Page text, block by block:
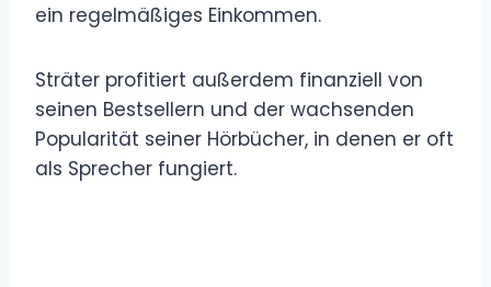
ein regelmäßiges Einkommen.
Sträter profitiert außerdem finanziell von
seinen Bestsellern und der wachsenden
Popularität seiner Hörbücher, in denen er oft
als Sprecher fungiert.